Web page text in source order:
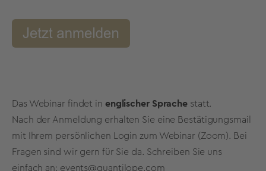
Das Webinar findet in englischer Sprache statt.
Nach der Anmeldung erhalten Sie eine Bestätigungsmail
mit Ihrem persönlichen Login zum Webinar (Zoom). Bei
Fragen sind wir gern für Sie da. Schreiben Sie uns
einfach an: events@quantilope.com